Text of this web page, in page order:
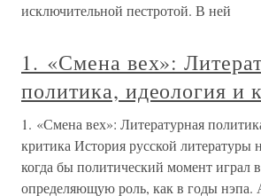
исключительной пестротой. В ней
1. «Смена вех»:
политика, идеология и
1. «Смена вех»: Литературная
критика История русской литературы
когда бы политический момент играл в
определяющую роль, как в годы нэпа.